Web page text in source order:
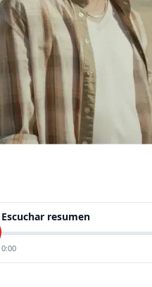
Escuchar resumen
0:00